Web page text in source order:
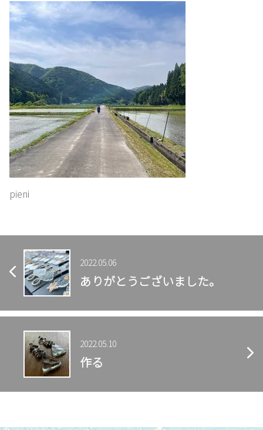
ブ
ロ
リ
ン
ク
集
お
い
pieni
2022.05.06
ありがとうございました。
2022.05.10
作る